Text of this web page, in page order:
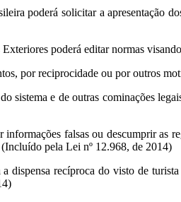
poderá solicitar a apresentação
poderá editar normas
por reciprocidade ou por outros
sistema e de outras cominações
informações falsas ou descumprir
pela Lei nº 12.968, de 2014)
dispensa recíproca do visto de